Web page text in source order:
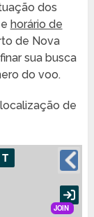
dos
horário de
de Nova
sua busca
do voo.
de